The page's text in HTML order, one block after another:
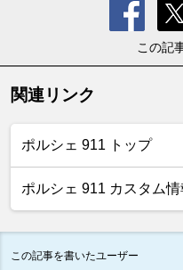
この記
関連リンク
ポルシェ 911 トップ
ポルシェ 911 カスタム情
この記事を書いたユーザー